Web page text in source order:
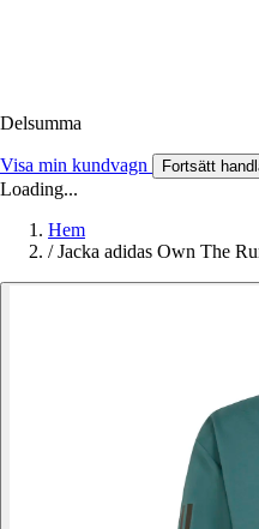
Delsumma
Visa min kundvagn Fortsätt
Loading...
Hem
/ Jacka adidas Own The